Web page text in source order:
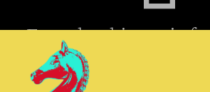
Fact-checking e
politica dal